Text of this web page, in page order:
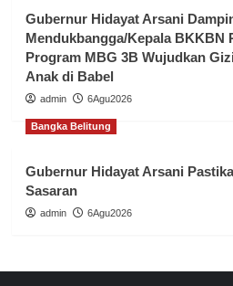
Gubernur Hidayat Arsani
Mendukbangga/Kepala BKKBN
Program MBG 3B Wujudkan
Anak di Babel
admin 6Agu2026
Bangka Belitung
Gubernur Hidayat Arsani
Sasaran
admin 6Agu2026